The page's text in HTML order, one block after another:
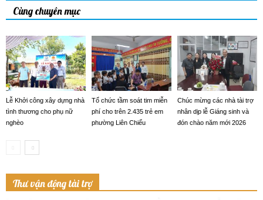
Cùng chuyên mục
Lễ Khởi công xây dựng nhà
tình thương cho phụ nữ
nghèo
Tổ chức tầm soát tim miễn
phí cho trên 2.435 trẻ em
phường Liên Chiểu
Chúc mừng các nhà tài trợ
nhân dịp lễ Giáng sinh và
đón chào năm mới 2026
Thư vận động tài trợ